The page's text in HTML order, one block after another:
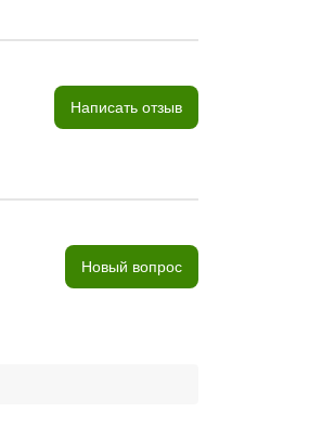
Написать отзыв
Новый вопрос